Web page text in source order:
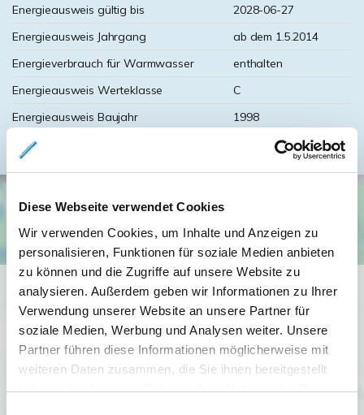
Diese Webseite verwendet Cookies
Wir verwenden Cookies, um Inhalte und Anzeigen zu
personalisieren, Funktionen für soziale Medien anbieten
zu können und die Zugriffe auf unsere Website zu
analysieren. Außerdem geben wir Informationen zu Ihrer
Verwendung unserer Website an unsere Partner für
soziale Medien, Werbung und Analysen weiter. Unsere
Partner führen diese Informationen möglicherweise mit
weiteren Daten zusammen, die Sie ihnen bereitgestellt
haben oder die sie im Rahmen Ihrer Nutzung der Dienste
Energieausweis gültig bis
2028-06-27
Energieausweis Jahrgang
ab dem 1.5.2014
Energieverbrauch für Warmwasser
enthalten
Energieausweis Werteklasse
C
Energieausweis Baujahr
1998
Ich bin damit einverstanden, dass mir Karten von Google
angezeigt werden. Es gelten die
Datenschutzbedingungen von Google
(https://policies.google.com/privacy).
Ich bin einverstanden